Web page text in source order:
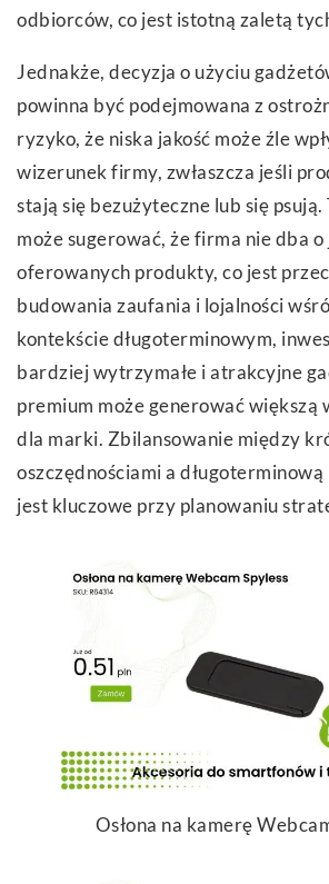
odbiorców, co jest istotną zaletą
Jednakże, decyzja o użyciu
powinna być podejmowana z
ryzyko, że niska jakość może źle
wizerunek firmy, zwłaszcza jeśli
stają się bezużyteczne lub się psują.
może sugerować, że firma nie dba o
oferowanych produkty, co jest
budowania zaufania i lojalności
kontekście długoterminowym,
bardziej wytrzymałe i atrakcyjne
premium może generować większą
dla marki. Zbilansowanie między
oszczędnościami a
jest kluczowe przy planowaniu
Osłona na kamerę